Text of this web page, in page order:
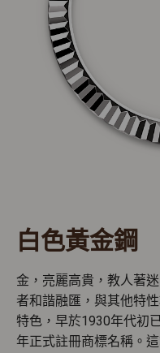
白色黃金鋼
金，亮麗高貴，教人著
者和諧融匯，與其他特
特色，早於1930年代初
年正式註冊商標名稱。